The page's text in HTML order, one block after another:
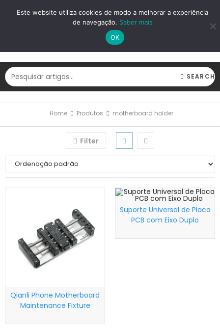
LOGIN REGISTAR
SEARCH
Home Produtos motherboard holder
Filter
Qianli Phone Motherboard
Maintenance Fixture
Suporte Universal de Placa
PCB com Eixo Duplo
Este website utiliza cookies de modo a melhorar a experiência
de navegação. Saber mais
OK